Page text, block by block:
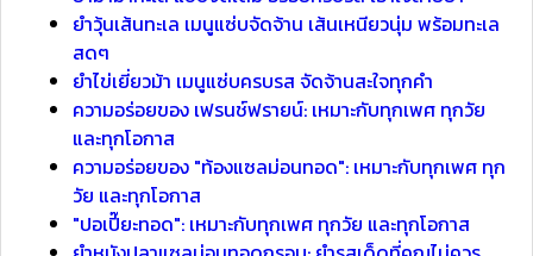
ยำวุ้นเส้นทะเล เมนูแซ่บจัดจ้าน เส้นเหนียวนุ่ม พร้อมทะเล
สดๆ
ยำไข่เยี่ยวม้า เมนูแซ่บครบรส จัดจ้านสะใจทุกคำ
ความอร่อยของ เฟรนช์ฟรายน์: เหมาะกับทุกเพศ ทุกวัย
และทุกโอกาส
ความอร่อยของ "ท้องแซลม่อนทอด": เหมาะกับทุกเพศ ทุก
วัย และทุกโอกาส
"ปอเปี๊ยะทอด": เหมาะกับทุกเพศ ทุกวัย และทุกโอกาส